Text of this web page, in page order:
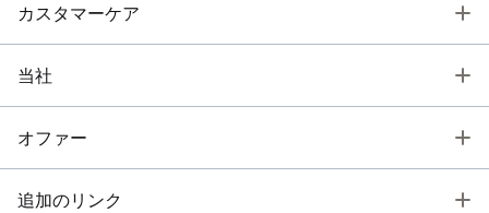
カスタマーケア
当社
オファー
追加のリンク